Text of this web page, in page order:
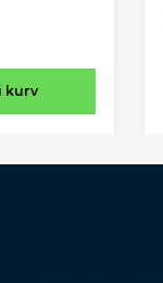
kurv